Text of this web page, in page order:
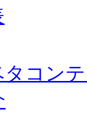
タコン